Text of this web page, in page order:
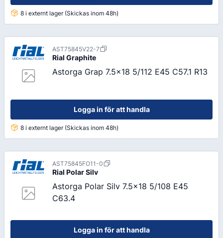
8 i externt lager (Skickas inom 48h)
AST75845V22-7
Rial Graphite
Astorga Grap 7.5x18 5/112 E45 C57.1 R13
Logga in för att handla
8 i externt lager (Skickas inom 48h)
AST75845FO11-0
Rial Polar Silv
Astorga Polar Silv 7.5x18 5/108 E45
C63.4
Logga in för att handla